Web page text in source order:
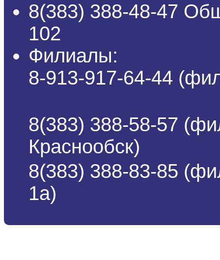
8(383) 388-48-47
102
Филиалы:
8-913-917-64-44
8(383) 388-58-57
Краснообск)
8(383) 388-83-85
1а)